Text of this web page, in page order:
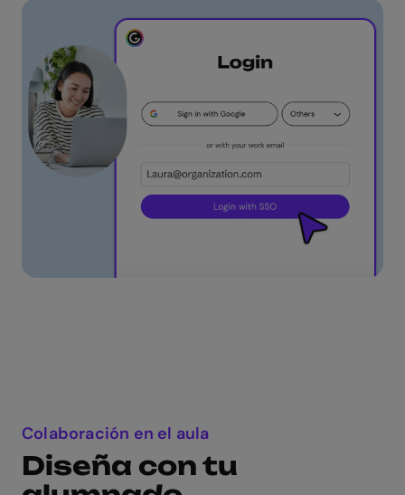
Colaboración en el aula
Diseña con tu